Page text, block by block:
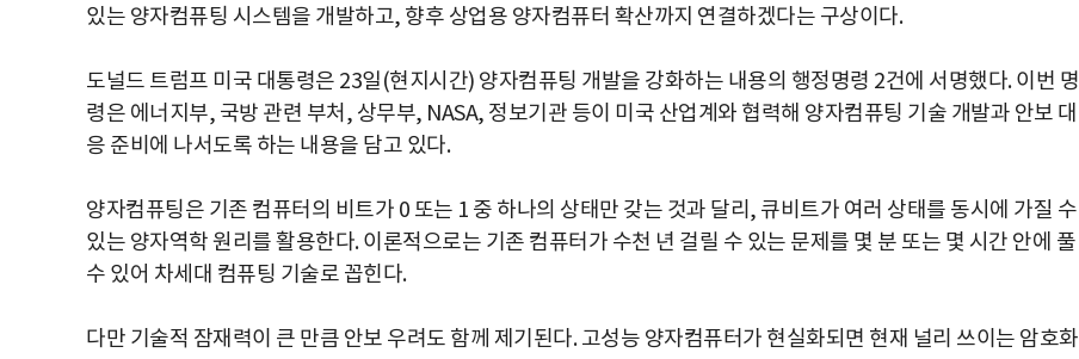
있는 양자컴퓨팅 시스템을 개발하고, 향후 상업용 양자컴퓨터 확산까지 연결하겠다는 구상이다.
도널드 트럼프 미국 대통령은 23일(현지시간) 양자컴퓨팅 개발을 강화하는 내용의 행정명령 2건에 서명했다. 이번 명
령은 에너지부, 국방 관련 부처, 상무부, NASA, 정보기관 등이 미국 산업계와 협력해 양자컴퓨팅 기술 개발과 안보 대
응 준비에 나서도록 하는 내용을 담고 있다.
양자컴퓨팅은 기존 컴퓨터의 비트가 0 또는 1 중 하나의 상태만 갖는 것과 달리, 큐비트가 여러 상태를 동시에 가질 수
있는 양자역학 원리를 활용한다. 이론적으로는 기존 컴퓨터가 수천 년 걸릴 수 있는 문제를 몇 분 또는 몇 시간 안에 풀
수 있어 차세대 컴퓨팅 기술로 꼽힌다.
다만 기술적 잠재력이 큰 만큼 안보 우려도 함께 제기된다. 고성능 양자컴퓨터가 현실화되면 현재 널리 쓰이는 암호화